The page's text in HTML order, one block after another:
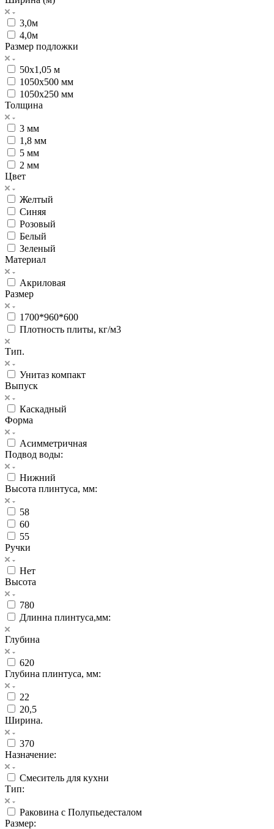
3,0м
4,0м
Размер подложки
50х1,05 м
1050х500 мм
1050х250 мм
Толщина
3 мм
1,8 мм
5 мм
2 мм
Цвет
Желтый
Синяя
Розовый
Белый
Зеленый
Материал
Акриловая
Размер
1700*960*600
Плотность плиты, кг/м3
Тип.
Унитаз компакт
Выпуск
Каскадный
Форма
Асимметричная
Подвод воды:
Нижний
Высота плинтуса, мм:
58
60
55
Ручки
Нет
Высота
780
Длинна плинтуса,мм:
Глубина
620
Глубина плинтуса, мм:
22
20,5
Ширина.
370
Назначение:
Смеситель для кухни
Тип:
Раковина с Полупьедесталом
Размер: